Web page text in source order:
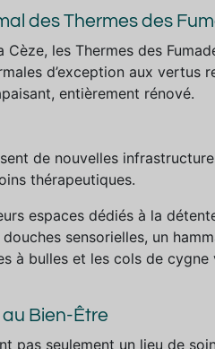
des Thermes des
les Thermes des
d’exception aux
entièrement rénové.
de nouvelles
thérapeutiques.
espaces dédiés à la
sensorielles, un
à bulles et les cols de
Bien-Être
pas seulement un lieu de